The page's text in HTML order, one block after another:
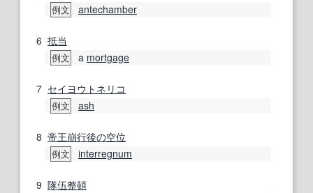
例文 antechamber
6 抵当
例文 a mortgage
7 セイヨウトネリコ
例文 ash
8 帝王崩行後の空位
例文 interregnum
9 隊伍整頓